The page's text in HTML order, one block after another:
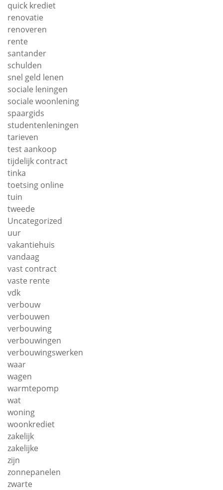
quick krediet
renovatie
renoveren
rente
santander
schulden
snel geld lenen
sociale leningen
sociale woonlening
spaargids
studentenleningen
tarieven
test aankoop
tijdelijk contract
tinka
toetsing online
tuin
tweede
Uncategorized
uur
vakantiehuis
vandaag
vast contract
vaste rente
vdk
verbouw
verbouwen
verbouwing
verbouwingen
verbouwingswerken
waar
wagen
warmtepomp
wat
woning
woonkrediet
zakelijk
zakelijke
zijn
zonnepanelen
zwarte